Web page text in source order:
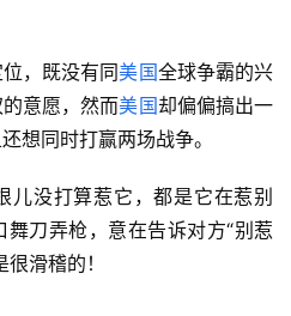
，既没有同美国全球争霸的兴
意愿，然而美国却偏偏搞出一
想同时打赢两场战争。
儿没打算惹它，都是它在惹别
刀弄枪，意在告诉对方“别惹
滑稽的！